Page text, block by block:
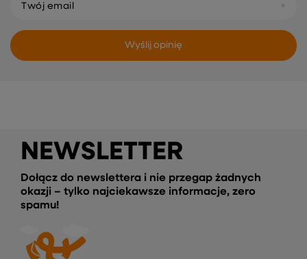
Twój email
Wyślij opinię
NEWSLETTER
Dołącz do newslettera i nie przegap żadnych
okazji – tylko najciekawsze informacje, zero
spamu!